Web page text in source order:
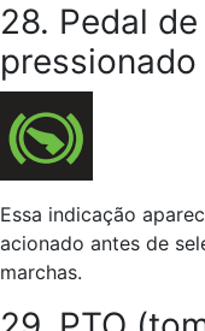
28. Pedal
pressionado
Essa indicação
acionado antes de
marchas.